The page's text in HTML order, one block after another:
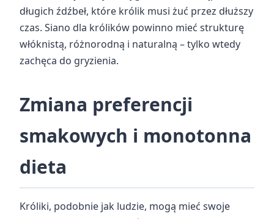
długich źdźbeł, które królik musi żuć przez dłuższy
czas. Siano dla królików powinno mieć strukturę
włóknistą, różnorodną i naturalną – tylko wtedy
zachęca do gryzienia.
Zmiana preferencji
smakowych i monotonna
dieta
Króliki, podobnie jak ludzie, mogą mieć swoje